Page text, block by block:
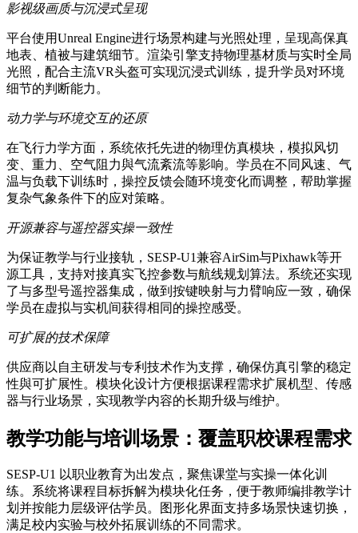
影视级画质与沉浸式呈现
平台使用Unreal Engine进行场景构建与光照处理，呈现高保真
地表、植被与建筑细节。渲染引擎支持物理基材质与实时全局
光照，配合主流VR头盔可实现沉浸式训练，提升学员对环境
细节的判断能力。
动力学与环境交互的还原
在飞行力学方面，系统依托先进的物理仿真模块，模拟风切
变、重力、空气阻力與气流紊流等影响。学员在不同风速、气
温与负载下训练时，操控反馈会随环境变化而调整，帮助掌握
复杂气象条件下的应对策略。
开源兼容与遥控器实操一致性
为保证教学与行业接轨，SESP-U1兼容AirSim与Pixhawk等开
源工具，支持对接真实飞控参数与航线规划算法。系统还实现
了与多型号遥控器集成，做到按键映射与力臂响应一致，确保
学员在虚拟与实机间获得相同的操控感受。
可扩展的技术保障
供应商以自主研发与专利技术作为支撑，确保仿真引擎的稳定
性與可扩展性。模块化设计方便根据课程需求扩展机型、传感
器与行业场景，实现教学内容的长期升级与维护。
教学功能与培训场景：覆盖职校课程需求
SESP-U1 以职业教育为出发点，聚焦课堂与实操一体化训
练。系统将课程目标拆解为模块化任务，便于教师编排教学计
划并按能力层级评估学员。图形化界面支持多场景快速切换，
满足校内实验与校外拓展训练的不同需求。